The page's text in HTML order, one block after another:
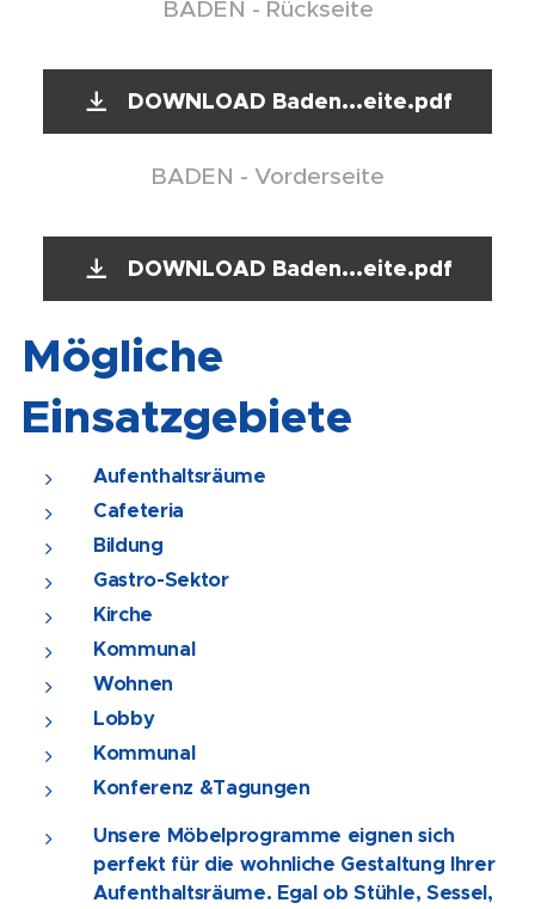
BADEN - Rückseite
DOWNLOAD Baden...eite.pdf
BADEN - Vorderseite
DOWNLOAD Baden...eite.pdf
Mögliche
Einsatzgebiete
Aufenthaltsräume
Cafeteria
Bildung
Gastro-Sektor
Kirche
Kommunal
Wohnen
Lobby
Kommunal
Konferenz &Tagungen
Unsere Möbelprogramme eignen sich
perfekt für die wohnliche Gestaltung Ihrer
Aufenthaltsräume. Egal ob Stühle, Sessel,